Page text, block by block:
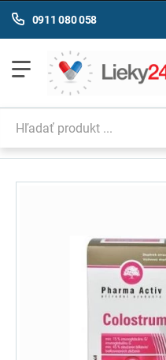
0911 080 058